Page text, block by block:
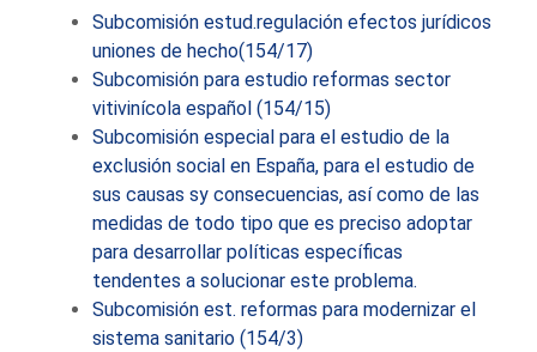
Subcomisión estud.regulación efectos jurídicos
uniones de hecho(154/17)
Subcomisión para estudio reformas sector
vitivinícola español (154/15)
Subcomisión especial para el estudio de la
exclusión social en España, para el estudio de
sus causas sy consecuencias, así como de las
medidas de todo tipo que es preciso adoptar
para desarrollar políticas específicas
tendentes a solucionar este problema.
Subcomisión est. reformas para modernizar el
sistema sanitario (154/3)